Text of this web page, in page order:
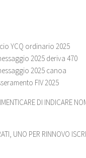
YCQ ordinario 2025
2025 deriva 470
2025 canoa
FIV 2025
DI INDICARE
UNO PER RINNOVO